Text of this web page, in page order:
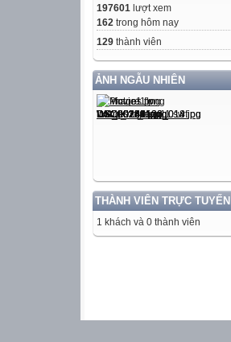
197601 lượt xem
162 trong hôm nay
129 thành viên
ẢNH NGẪU NHIÊN
THÀNH VIÊN TRỰC TUYẾN
1 khách và 0 thành viên